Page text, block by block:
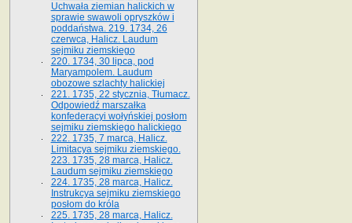
Uchwała ziemian halickich w
sprawie swawoli opryszków i
poddaństwa. 219. 1734, 26
czerwca, Halicz. Laudum
sejmiku ziemskiego
220. 1734, 30 lipca, pod
Maryampolem. Laudum
obozowe szlachty halickiej
221. 1735, 22 stycznia, Tłumacz.
Odpowiedź marszałka
konfederacyi wołyńskiej posłom
sejmiku ziemskiego halickiego
222. 1735, 7 marca, Halicz.
Limitacya sejmiku ziemskiego.
223. 1735, 28 marca, Halicz.
Laudum sejmiku ziemskiego
224. 1735, 28 marca, Halicz.
Instrukcya sejmiku ziemskiego
posłom do króla
225. 1735, 28 marca, Halicz.